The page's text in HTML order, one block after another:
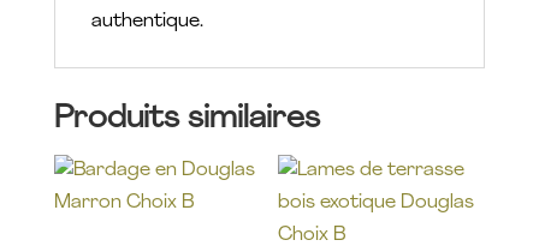
authentique.
Produits similaires